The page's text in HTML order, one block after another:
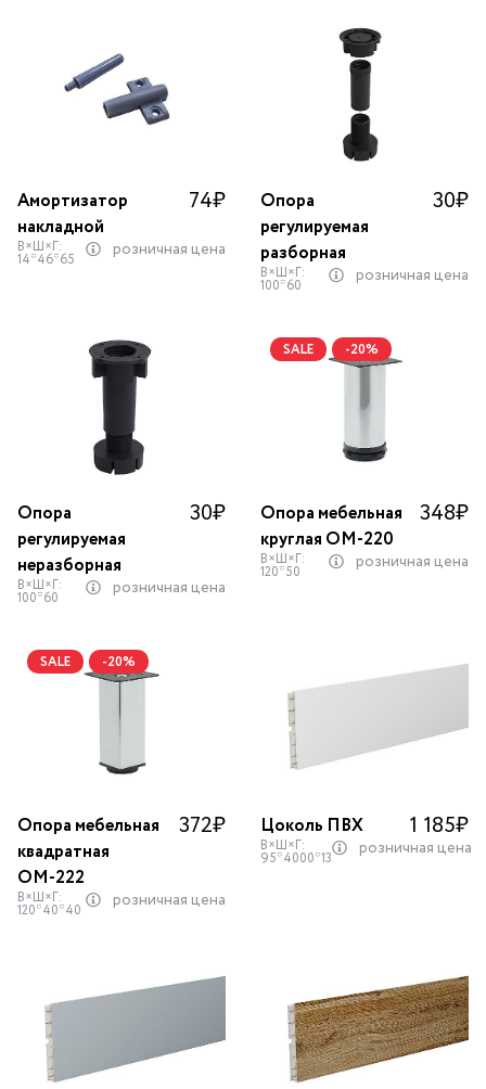
Амортизатор
накладной
74₽
В×Ш×Г:
14*46*65 розничная цена
Опора
регулируемая
разборная
30₽
В×Ш×Г:
100*60 розничная цена
Опора
регулируемая
неразборная
30₽
В×Ш×Г:
100*60 розничная цена
Опора мебельная
круглая ОМ-220
348₽
В×Ш×Г:
120*50 розничная цена
SALE -20%
Опора мебельная
квадратная
ОМ-222
372₽
В×Ш×Г:
120*40*40 розничная цена
SALE -20%
Цоколь ПВХ 1 185₽
В×Ш×Г:
95*4000*13 розничная цена